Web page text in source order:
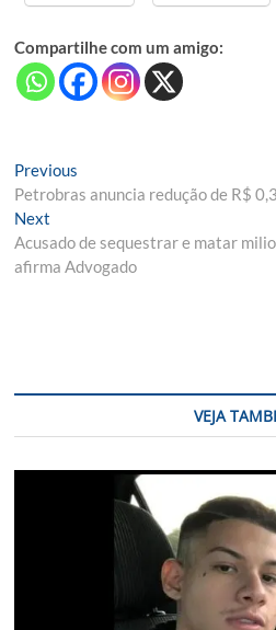
Compartilhe com um amigo:
Navegação
de
Post
Previous
post:
Petrobras anuncia redução de R$
Next
post:
Acusado de sequestrar e matar
afirma Advogado
VEJA